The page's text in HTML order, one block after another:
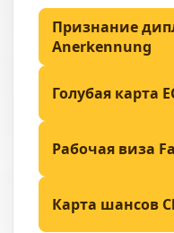
Признание
Anerkennung
Голубая карта
Рабочая виза
Карта шансов